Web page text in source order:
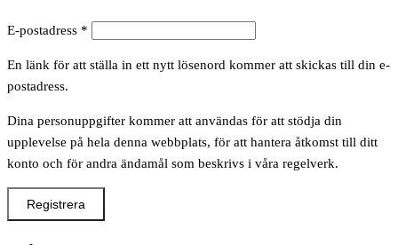
E-postadress *
En länk för att ställa in ett nytt lösenord kommer att skickas till din e-
postadress.
Dina personuppgifter kommer att användas för att stödja din
upplevelse på hela denna webbplats, för att hantera åtkomst till ditt
konto och för andra ändamål som beskrivs i våra regelverk.
Registrera